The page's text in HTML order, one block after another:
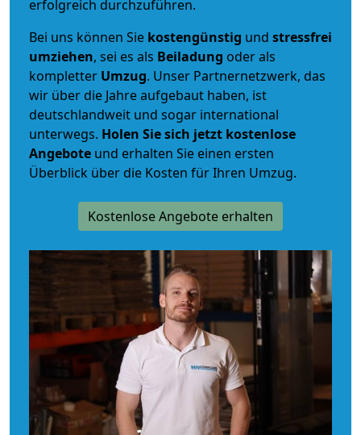
erfolgreich durchzuführen.
Bei uns können Sie kostengünstig und stressfrei
umziehen, sei es als Beiladung oder als
kompletter Umzug. Unser Partnernetzwerk, das
wir über die Jahre aufgebaut haben, ist
deutschlandweit und sogar international
unterwegs. Holen Sie sich jetzt kostenlose
Angebote und erhalten Sie einen ersten
Überblick über die Kosten für Ihren Umzug.
Kostenlose Angebote erhalten